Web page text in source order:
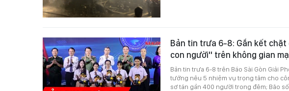
Bản tin trưa 6-8: Gắn kết
con người" trên không gian
Bản tin trưa 6-8 trên Báo Sài Gòn Giải
tướng nêu 5 nhiệm vụ trọng tâm cho
sơ tán gần 400 người trong đêm; Bão